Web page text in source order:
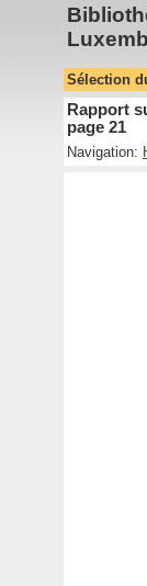
Sélection
Rapport
page 21
Navigation: